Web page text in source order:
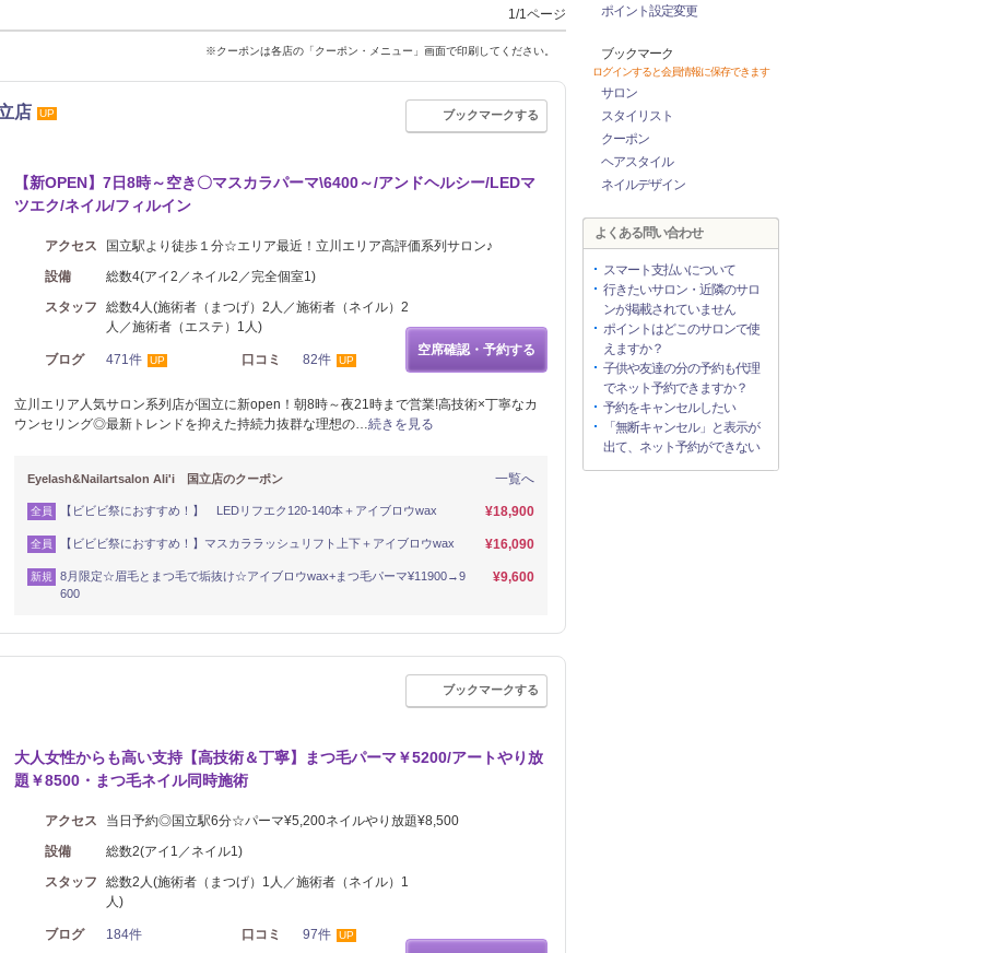
1/1ページ
※クーポンは各店の「クーポン・メニュー」画面で印刷してください。
店 UP ブックマークする
【新OPEN】7日8時～空き〇マスカラパーマ\6400～/アンドヘルシー/LEDマ
ツエク/ネイル/フィルイン
アクセス
国立駅より徒歩１分☆エリア最近！立川エリア高評価系列サロン♪
設備
総数4(アイ2／ネイル2／完全個室1)
スタッフ
総数4人(施術者（まつげ）2人／施術者（ネイル）2
人／施術者（エステ）1人)
ブログ 471件 UP 口コミ 82件 UP
空席確認・予約する
立川エリア人気サロン系列店が国立に新open！朝8時～夜21時まで営業!高技術×丁寧なカ
ウンセリング◎最新トレンドを抑えた持続力抜群な理想の…続きを見る
一覧へ
Eyelash&Nailartsalon Ali'i 国立店のクーポン
全員 【ビビビ祭におすすめ！】 LEDリフエク120-140本＋アイブロウwax ¥18,900
全員 【ビビビ祭におすすめ！】マスカララッシュリフト上下＋アイブロウwax ¥16,090
新規
8月限定☆眉毛とまつ毛で垢抜け☆アイブロウwax+まつ毛パーマ¥11900→9
600
¥9,600
ブックマークする
大人女性からも高い支持【高技術＆丁寧】まつ毛パーマ￥5200/アートやり放
題￥8500・まつ毛ネイル同時施術
アクセス
当日予約◎国立駅6分☆パーマ¥5,200ネイルやり放題¥8,500
設備
総数2(アイ1／ネイル1)
スタッフ
総数2人(施術者（まつげ）1人／施術者（ネイル）1
人)
ブログ 184件 口コミ 97件 UP
ポイント設定変更
ブックマーク
ログインすると会員情報に保存できます
サロン
スタイリスト
クーポン
ヘアスタイル
ネイルデザイン
よくある問い合わせ
スマート支払いについて
行きたいサロン・近隣のサロ
ンが掲載されていません
ポイントはどこのサロンで使
えますか？
子供や友達の分の予約も代理
でネット予約できますか？
予約をキャンセルしたい
「無断キャンセル」と表示が
出て、ネット予約ができない